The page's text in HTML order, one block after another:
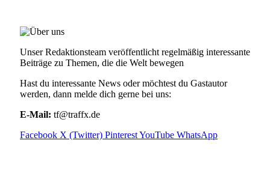
Unser Redaktionsteam veröffentlicht regelmäßig interessante
Beiträge zu Themen, die die Welt bewegen
Hast du interessante News oder möchtest du Gastautor
werden, dann melde dich gerne bei uns:
E-Mail: tf@traffx.de
Facebook X (Twitter) PinterestYouTube WhatsApp